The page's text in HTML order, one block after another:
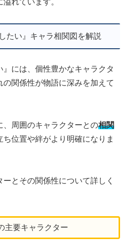
れています。
たい』キャラ相関図を解説
』には、個性豊かなキャラクタ
関係性が物語に深みを加えて
、周囲のキャラクターとの相関
位置や絆がより明確になりま
とその関係性について詳しく
主要キャラクター